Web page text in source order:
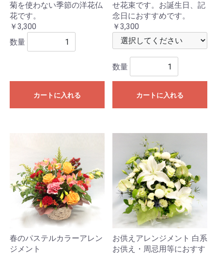
菊を使わない季節の洋花仏
花です。
￥3,300
数量
カートに入れる
せ花束です。お誕生日、記
念日におすすめです。
￥3,300
数量
カートに入れる
春のパステルカラーアレン
ジメント
お供えアレンジメント 白系
お供え・周忌用等におすす